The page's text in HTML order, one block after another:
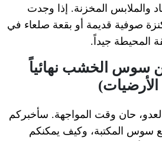
والملابس المخزنة. إذا وجدت
صوفية قديمة أو بقعة صلعاء في
المحيطة جيداً.
سوس الخشب نهائياً
الأرضيات)
حان وقت المواجهة. سأخبركم
المكتبة، وكيف يمكنكم